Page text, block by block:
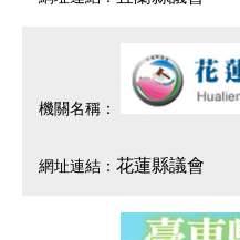
花蓮縣議會